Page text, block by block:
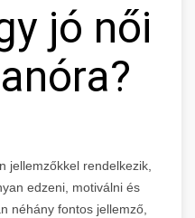
jó női
jellemzőkkel rendelkezik,
edzeni, motiválni és
néhány fontos jellemző,